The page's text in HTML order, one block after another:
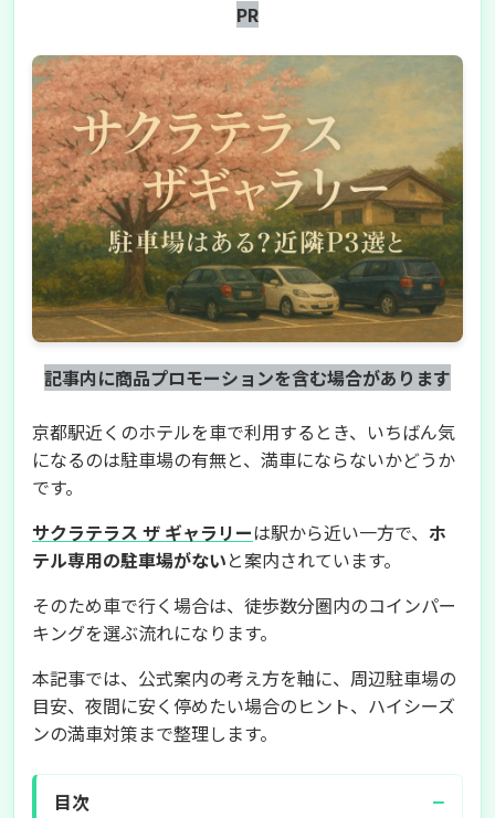
PR
記事内に商品プロモーションを含む場合があります
京都駅近くのホテルを車で利用するとき、いちばん気
になるのは駐車場の有無と、満車にならないかどうか
です。
サクラテラス ザ ギャラリーは駅から近い一方で、 ホ
テル専用の駐車場がないと案内されています。
そのため車で行く場合は、徒歩数分圏内のコインパー
キングを選ぶ流れになります。
本記事では、公式案内の考え方を軸に、周辺駐車場の
目安、夜間に安く停めたい場合のヒント、ハイシーズ
ンの満車対策まで整理します。
目次 −